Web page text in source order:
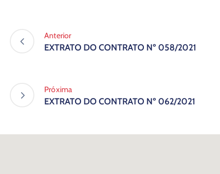
Anterior
EXTRATO DO CONTRATO Nº 058/2021
Próxima
EXTRATO DO CONTRATO Nº 062/2021